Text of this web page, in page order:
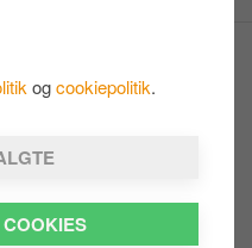
ogcookiepolitik.
hours